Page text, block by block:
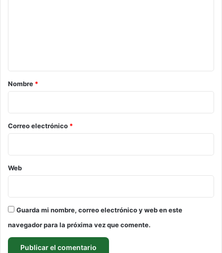
r
i
o
*
Nombre *
Correo electrónico *
Web
Guarda mi nombre, correo electrónico y web en este
navegador para la próxima vez que comente.